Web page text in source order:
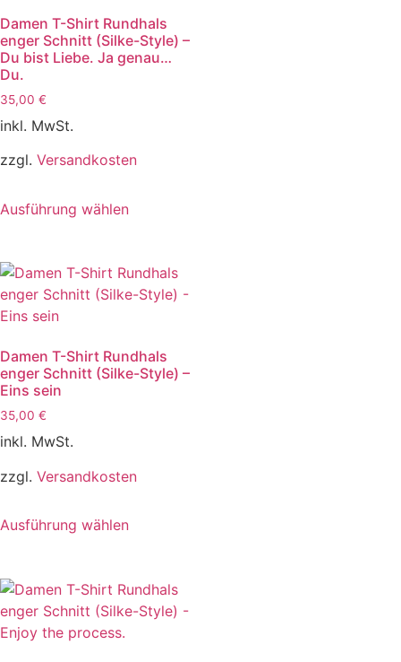
Damen T-Shirt Rundhals
enger Schnitt (Silke-Style) –
Du bist Liebe. Ja genau…
Du.
35,00 €
inkl. MwSt.
zzgl. Versandkosten
Ausführung wählen
Damen T-Shirt Rundhals
enger Schnitt (Silke-Style) –
Eins sein
35,00 €
inkl. MwSt.
zzgl. Versandkosten
Ausführung wählen